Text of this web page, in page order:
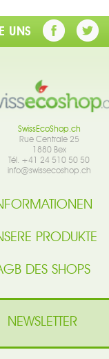
UNS
SwissEcoShop.ch
Rue Centrale 25
1880 Bex
Tél. +41 24 510 50 50
info@swissecoshop.ch
PRODUKTE
DES SHOPS
NEWSLETTER